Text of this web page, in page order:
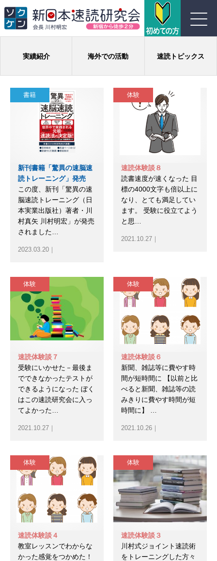
川村式ジョイント速読とは
コース紹介
受講生の声
よくある質問
団体概要
お問い合わせ
実績紹介 海外での活動 速読トピックス
書籍
新刊書籍「驚異の速脳速
読トレーニング」発売
この度、新刊「驚異の速
脳速読トレーニング（日
本実業出版社）著者・川
村真矢 川村明宏」が発売
されました…
2023.03.20｜
体験
速読体験談８
読書速度が速くなった 目
標の4000文字も倍以上に
なり、とても満足してい
ます。 受験に役立てよう
と思…
2021.10.27｜
体験
速読体験談７
受験にいかせた－最後ま
でできなかったテストが
できるようになった ぼく
はこの速読研究会に入っ
てよかった…
2021.10.27｜
体験
速読体験談６
新聞、雑誌等に費やす時
間が短時間に 【以前と比
べると新聞、雑誌等の読
みきりに費やす時間が短
時間に】 …
2021.10.26｜
体験
速読体験談４
教室レッスンでわからな
かった感覚をつかめた！
体験
速読体験談３
川村式ジョイント速読術
をトレーニングした方々